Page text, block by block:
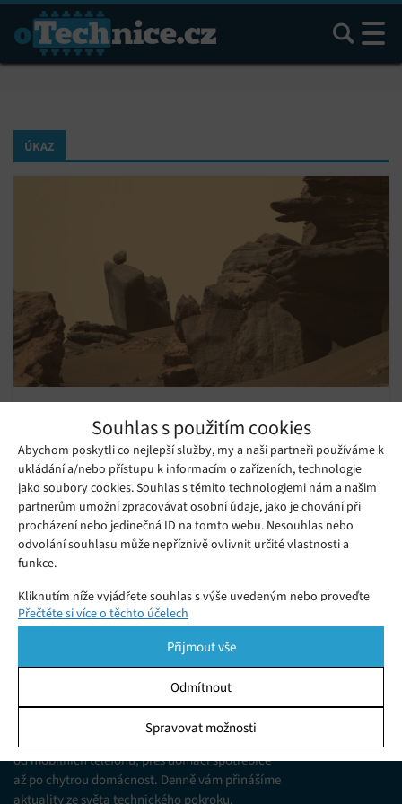
Souhlas s použitím cookies
Abychom poskytli co nejlepší služby, my a naši partneři používáme k
ukládání a/nebo přístupu k informacím o zařízeních, technologie
jako soubory cookies. Souhlas s těmito technologiemi nám a našim
partnerům umožní zpracovávat osobní údaje, jako je chování při
procházení nebo jedinečná ID na tomto webu. Nesouhlas nebo
odvolání souhlasu může nepříznivě ovlivnit určité vlastnosti a
funkce.
Kliknutím níže vyjádřete souhlas s výše uvedeným nebo proveďte
podrobnější rozhodnutí. Vaše volby budou použity pouze na tomto
pomocí přepínačů v Zásadách cookies nebo kliknutím na tlačítko
Spravovat souhlas ve spodní části obrazovky.
Ukládání a/nebo přístup k informacím v zařízení, Porozumění
publiku prostřednictvím statistik nebo kombinací údajů z
různých zdrojů.
Přečtěte si více o těchto účelech
Přijmout vše
Odmítnout
Spravovat možnosti
Hledat
ÚKAZ
kamenný útvar
Pátek 15. 07. 2022 Samuel
Zhruba v půlce června objevilo vozítko Perseverance na
povrchu Marsu zvláštní jev...
Jsme web zajímající se o technologické novinky
od mobilních telefonů, přes domácí spotřebiče
až po chytrou domácnost. Denně vám přinášíme
aktuality ze světa technického pokroku,